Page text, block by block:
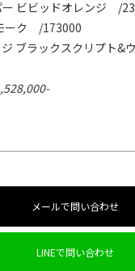
ー ビビッドオレンジ /
ーク /173000
ブラックスクリプト&
メールで問い合わせ